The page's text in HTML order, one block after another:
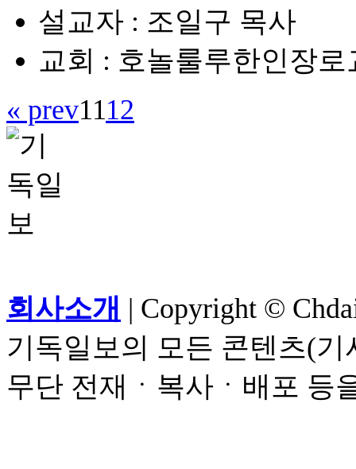
설교자 : 조일구 목사
교회 : 호놀룰루한인장로
« prev1112
회사소개 | Copyright ©
기독일보의 모든 콘텐츠(
무단 전재ㆍ복사ㆍ배포 등